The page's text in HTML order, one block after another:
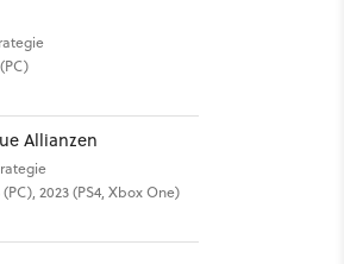
Allianzen
(PC), 2023 (PS4, Xbox One)